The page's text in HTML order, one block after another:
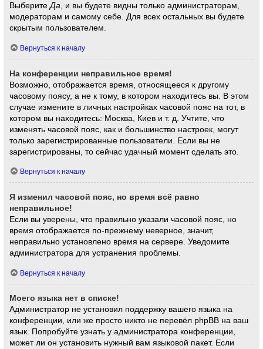
ВыберитеДа, и вы будете видны только администраторам,
модераторам и самому себе. Для всех остальных вы будете
скрытым пользователем.
Вернуться к началу
На конференции неправильное время!
Возможно, отображается время, относящееся к другому
часовому поясу, а не к тому, в котором находитесь вы. В этом
случае измените в личных настройках часовой пояс на тот, в
котором вы находитесь: Москва, Киев и т. д. Учтите, что
изменять часовой пояс, как и большинство настроек, могут
только зарегистрированные пользователи. Если вы не
зарегистрированы, то сейчас удачный момент сделать это.
Вернуться к началу
Я изменил часовой пояс, но время всё равно
неправильное!
Если вы уверены, что правильно указали часовой пояс, но
время отображается по-прежнему неверное, значит,
неправильно установлено время на сервере. Уведомите
администратора для устранения проблемы.
Вернуться к началу
Моего языка нет в списке!
Администратор не установил поддержку вашего языка на
конференции, или же просто никто не перевёл phpBB на ваш
язык. Попробуйте узнать у администратора конференции,
может ли он установить нужный вам языковой пакет. Если